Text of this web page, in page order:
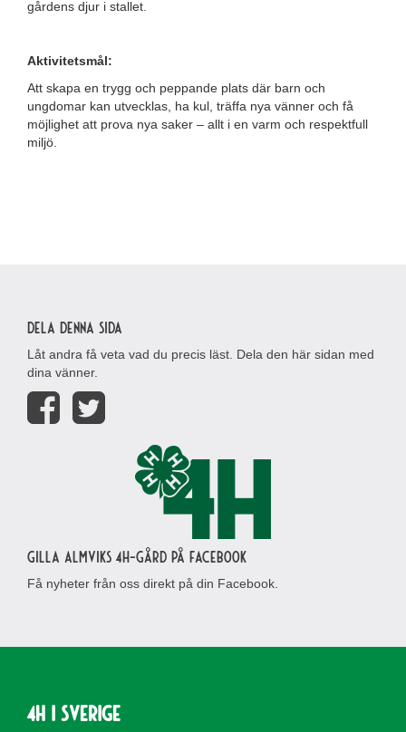
gårdens djur i stallet.
Aktivitetsmål:
Att skapa en trygg och peppande plats där barn och
ungdomar kan utvecklas, ha kul, träffa nya vänner och få
möjlighet att prova nya saker – allt i en varm och respektfull
miljö.
Dela denna sida
Låt andra få veta vad du precis läst. Dela den här sidan med
dina vänner.
Gilla Almviks 4H-gård på Facebook
Få nyheter från oss direkt på din Facebook.
4H i Sverige